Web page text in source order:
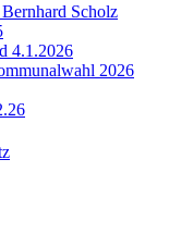
Scholz
4.1.2026
2026